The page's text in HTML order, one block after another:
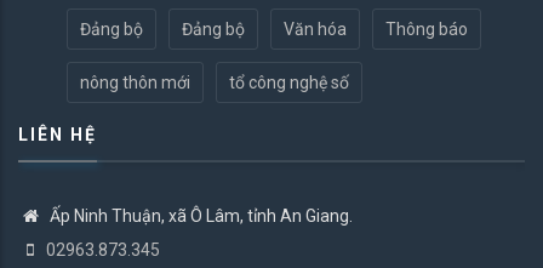
Đảng bộ Đảng bộ Văn hóa Thông báo
nông thôn mới tổ công nghệ số
LIÊN HỆ
Ấp Ninh Thuận, xã Ô Lâm, tỉnh An Giang.
02963.873.345